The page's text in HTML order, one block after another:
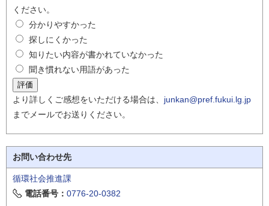
ください。
分かりやすかった
探しにくかった
知りたい内容が書かれていなかった
聞き慣れない用語があった
より詳しくご感想をいただける場合は、 junkan@pref.fukui.lg.jp
までメールでお送りください。
お問い合わせ先
循環社会推進課
電話番号： 0776-20-0382